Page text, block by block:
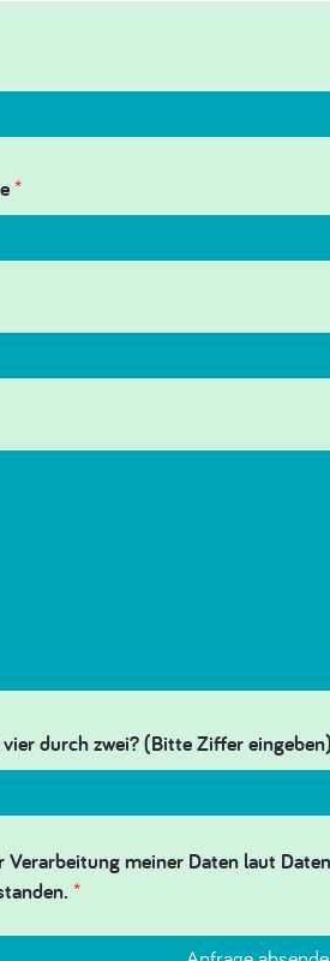
*
durch zwei? (Bitte Ziffer eingeben)
Verarbeitung meiner Daten laut
*